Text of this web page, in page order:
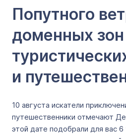
Попутного
доменных
и
10 августа искатели
путешественники отмечают
этой дате подобрали для вас